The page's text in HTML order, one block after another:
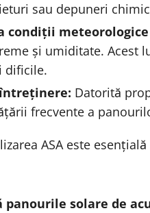
sau depuneri
condiții
și umiditate. Acest
dificile.
Datorită
frecvente a
ASA este
panourile solare de